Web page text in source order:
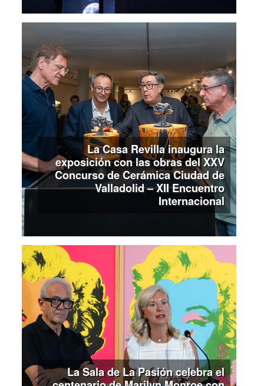
La Casa Revilla inaugura la
exposición con las obras del XXV
Concurso de Cerámica Ciudad de
Valladolid – XII Encuentro
Internacional
La Sala de La Pasión celebra el